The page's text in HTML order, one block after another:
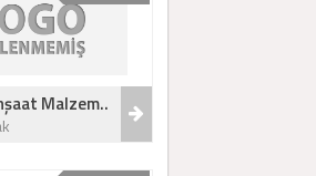
Malzem..